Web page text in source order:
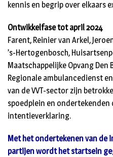
kennis en begrip over elkaars
Ontwikkelfase tot april 2024
Farent, Reinier van Arkel,
’s-Hertogenbosch,
Maatschappelijke Opvang
Regionale ambulancedienst
van de VVT-sector zijn
spoedplein en ondertekenden
intentieverklaring.
Met het ondertekenen van
partijen wordt het startsein